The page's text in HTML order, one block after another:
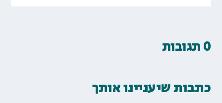
0 תגובות
כתבות שיעניינו אותך